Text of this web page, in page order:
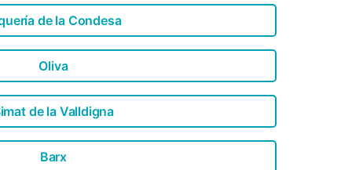
de la Condesa
Oliva
de la Valldigna
Barx